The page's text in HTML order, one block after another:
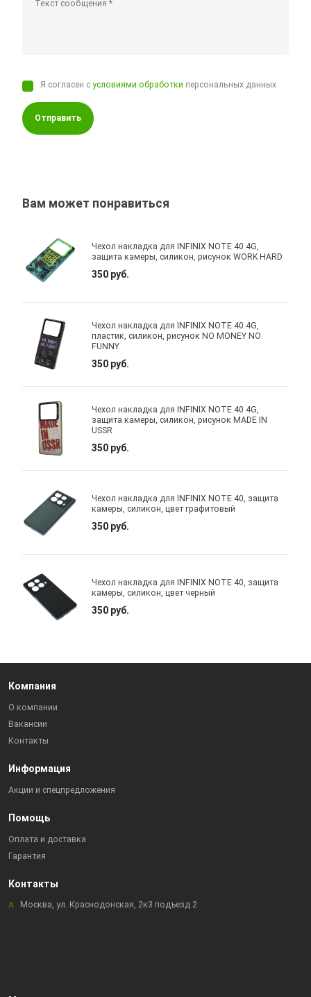
Я согласен сусловиями обработки персональных данных
Отправить
Вам может понравиться
Чехол накладка для INFINIX NOTE 40 4G,
защита камеры, силикон, рисунок WORK HARD
350 руб.
Чехол накладка для INFINIX NOTE 40 4G,
пластик, силикон, рисунок NO MONEY NO
FUNNY
350 руб.
Чехол накладка для INFINIX NOTE 40 4G,
защита камеры, силикон, рисунок MADE IN
USSR
350 руб.
Чехол накладка для INFINIX NOTE 40, защита
камеры, силикон, цвет графитовый
350 руб.
Чехол накладка для INFINIX NOTE 40, защита
камеры, силикон, цвет черный
350 руб.
Компания
О компании
Вакансии
Контакты
Информация
Акции и спецпредложения
Помощь
Оплата и доставка
Гарантия
Контакты
Москва, ул. Краснодонская, 2к3 подъезд 2